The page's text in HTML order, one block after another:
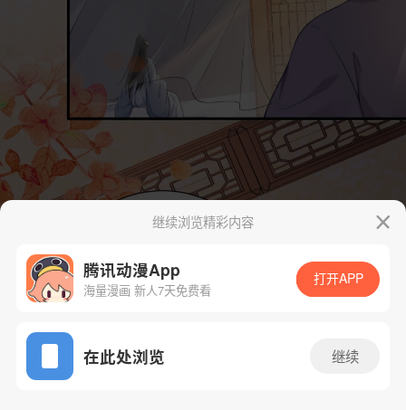
App免费看
继续浏览精彩内容
腾讯动漫App
海量漫画 新人7天免费看
打开APP
在此处浏览 继续